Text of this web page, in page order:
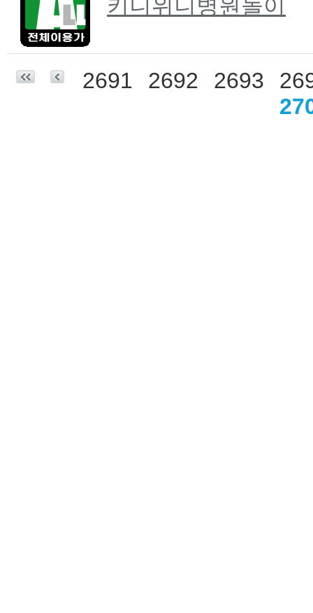
키니위니병원놀이
2691 2692 2693